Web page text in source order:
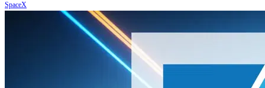
SpaceX